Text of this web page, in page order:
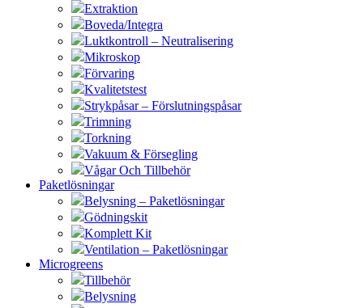
Extraktion
Boveda/Integra
Luktkontroll – Neutralisering
Mikroskop
Förvaring
Kvalitetstest
Strykpåsar – Förslutningspåsar
Trimning
Torkning
Vakuum & Försegling
Vågar Och Tillbehör
Paketlösningar
Belysning – Paketlösningar
Gödningskit
Komplett Kit
Ventilation – Paketlösningar
Microgreens
Tillbehör
Belysning